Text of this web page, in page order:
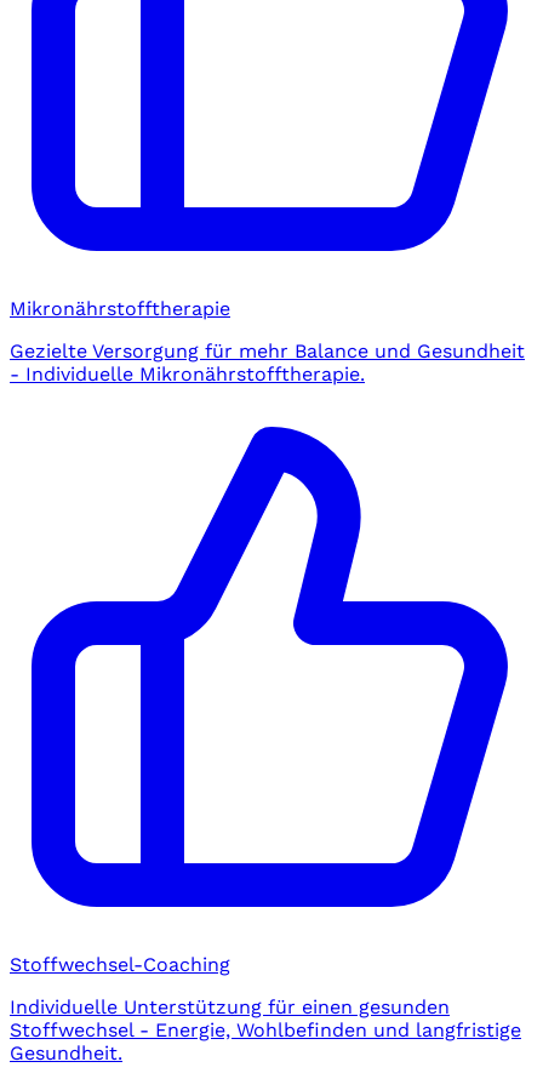
Mikronährstofftherapie
Gezielte Versorgung für mehr Balance und Gesundheit
- Individuelle Mikronährstofftherapie.
Stoffwechsel-Coaching
Individuelle Unterstützung für einen gesunden
Stoffwechsel - Energie, Wohlbefinden und langfristige
Gesundheit.